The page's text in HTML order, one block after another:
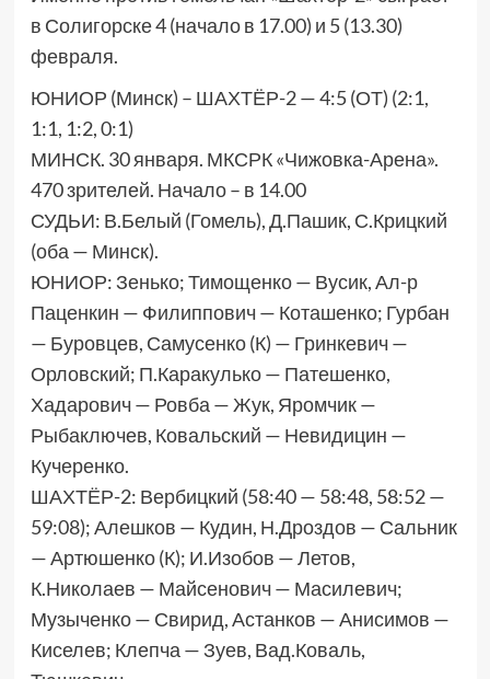
в Солигорске 4 (начало в 17.00) и 5 (13.30)
февраля.
ЮНИОР (Минск) – ШАХТЁР-2 — 4:5 (ОТ) (2:1,
1:1, 1:2, 0:1)
МИНСК. 30 января. МКСРК «Чижовка-Арена».
470 зрителей. Начало – в 14.00
СУДЬИ: В.Белый (Гомель), Д.Пашик, С.Крицкий
(оба — Минск).
ЮНИОР: Зенько; Тимощенко — Вусик, Ал-р
Паценкин — Филиппович — Коташенко; Гурбан
— Буровцев, Самусенко (К) — Гринкевич —
Орловский; П.Каракулько — Патешенко,
Хадарович — Ровба — Жук, Яромчик —
Рыбаключев, Ковальский — Невидицин —
Кучеренко.
ШАХТЁР-2: Вербицкий (58:40 — 58:48, 58:52 —
59:08); Алешков — Кудин, Н.Дроздов — Сальник
— Артюшенко (К); И.Изобов — Летов,
К.Николаев — Майсенович — Масилевич;
Музыченко — Свирид, Астанков — Анисимов —
Киселев; Клепча — Зуев, Вад.Коваль,